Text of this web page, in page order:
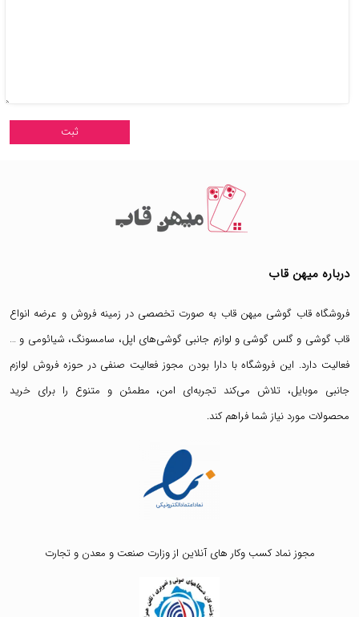
درباره میهن قاب
فروشگاه قاب گوشی میهن قاب به صورت تخصصی در زمینه فروش و عرضه انواع
قاب گوشی وگلس گوشی و لوازم جانبی گوشی‌های اپل، سامسونگ، شیائومی و …
فعالیت دارد. این فروشگاه با دارا بودن مجوز فعالیت صنفی در حوزه فروش لوازم
جانبی موبایل، تلاش می‌کند تجربه‌ای امن، مطمئن و متنوع را برای خرید
محصولات مورد نیاز شما فراهم کند.
مجوز نماد کسب وکار های آنلاین از وزارت صنعت و معدن و تجارت